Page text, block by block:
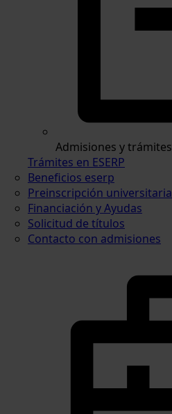
Admisiones y trámites
Trámites en ESERP
Beneficios eserp
Preinscripción universitaria
Financiación y Ayudas
Solicitud de títulos
Contacto con admisiones